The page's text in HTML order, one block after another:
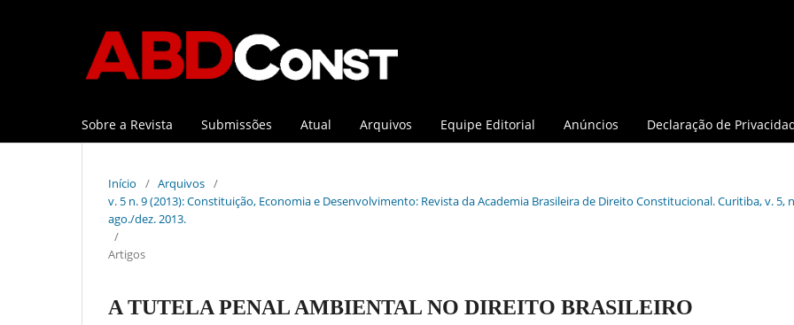
Sobre a Revista Submissões Atual Arquivos Equipe Editorial Anúncios Declaração de
Início / Arquivos /
v. 5 n. 9 (2013): Constituição, Economia e Desenvolvimento: Revista da Academia Brasileira de Direito Constitucional. Curitiba, v. 5,
ago./dez. 2013.
/
Artigos
A TUTELA PENAL AMBIENTAL NO DIREITO BRASILEIRO